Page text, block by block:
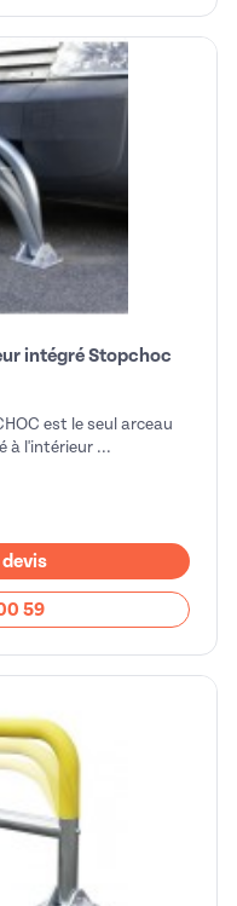
intégré Stopchoc
est le seul arceau
à l'intérieur ...
devis
59